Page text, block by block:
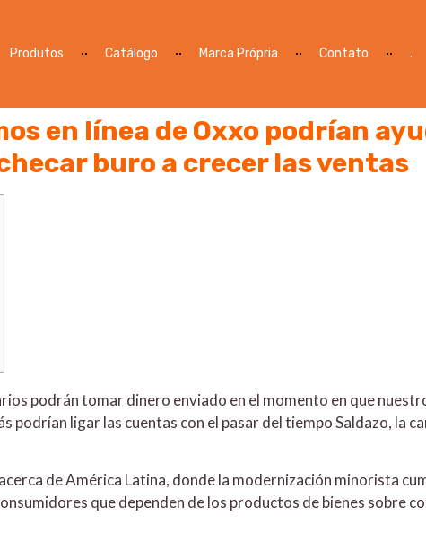
Produtos Catálogo Marca Própria Contato .
en línea de Oxxo podrían
buro a crecer las ventas
podrán tomar dinero enviado en el momento en que
podrían ligar las cuentas con el pasar del tiempo Saldazo, la
de América Latina, donde la modernización minorista
que dependen de los productos de bienes sobre